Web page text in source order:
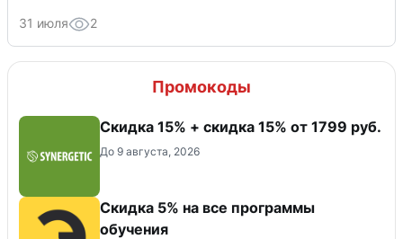
31 июля 2
Промокоды
Скидка 15% + скидка 15% от 1799 руб.
До 9 августа, 2026
Скидка 5% на все программы
обучения